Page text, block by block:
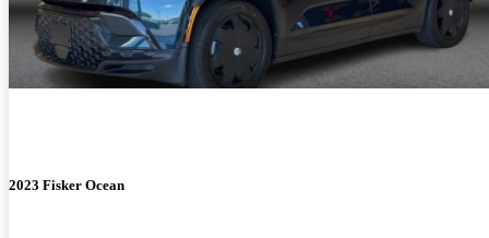
2023 Fisker Ocean